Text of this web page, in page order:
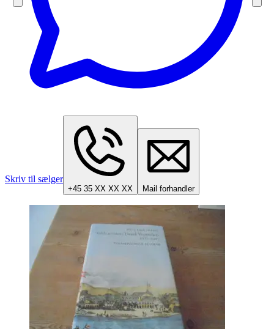
Skriv til sælger
+45 35 XX XX XX Mail forhandler